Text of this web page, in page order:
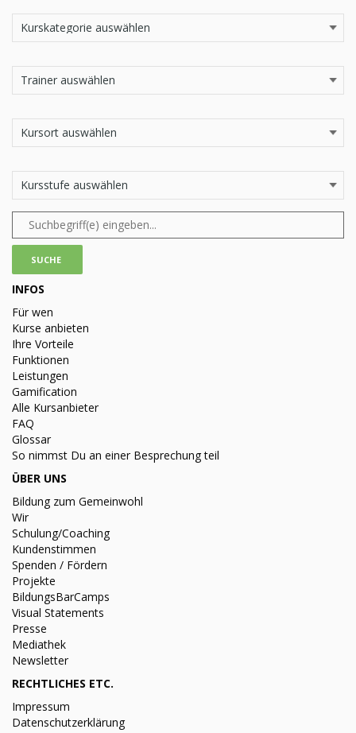
INFOS
Für wen
Kurse anbieten
Ihre Vorteile
Funktionen
Leistungen
Gamification
Alle Kursanbieter
FAQ
Glossar
So nimmst Du an einer Besprechung teil
ÜBER UNS
Bildung zum Gemeinwohl
Wir
Schulung/Coaching
Kundenstimmen
Spenden / Fördern
Projekte
BildungsBarCamps
Visual Statements
Presse
Mediathek
Newsletter
RECHTLICHES ETC.
Impressum
Datenschutzerklärung